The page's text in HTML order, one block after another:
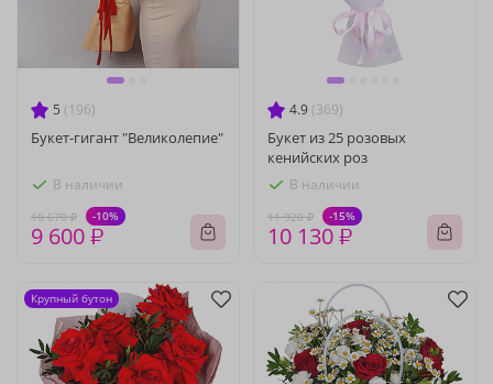
5 (196)
Букет-гигант "Великолепие"
В наличии
10 670 ₽ -10%
9 600 ₽
4.9 (369)
Букет из 25 розовых
кенийских роз
В наличии
11 920 ₽ -15%
10 130 ₽
Крупный бутон